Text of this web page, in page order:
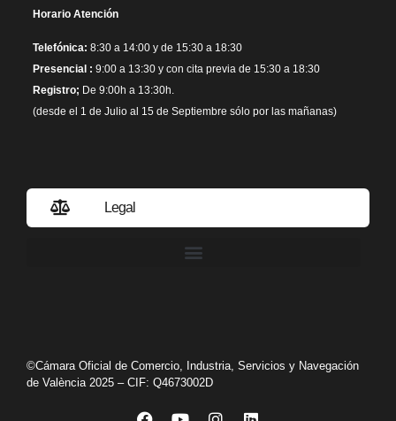
Horario Atención
Telefónica: 8:30 a 14:00 y de 15:30 a 18:30
Presencial : 9:00 a 13:30 y con cita previa de 15:30 a 18:30
Registro; De 9:00h a 13:30h.
(desde el 1 de Julio al 15 de Septiembre sólo por las mañanas)
Legal
©Cámara Oficial de Comercio, Industria, Servicios y Navegación
de València 2025 – CIF: Q4673002D